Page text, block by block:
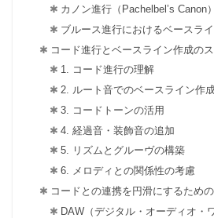
カノン進行（Pachelbel’s Canon
ブルース進行におけるベースラ
コード進行とベースライン作成の
1. コード進行の理解
2. ルート音でのベースライン作
3. コードトーンの活用
4. 経過音・装飾音の追加
5. リズムとグルーヴの構築
6. メロディとの関係性の考慮
コードとの連携を円滑にするため
DAW（デジタル・オーディオ・